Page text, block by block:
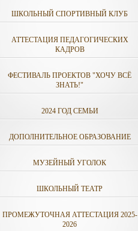
ШКОЛЬНЫЙ СПОРТИВНЫЙ КЛУБ
АТТЕСТАЦИЯ ПЕДАГОГИЧЕСКИХ
КАДРОВ
ФЕСТИВАЛЬ ПРОЕКТОВ "ХОЧУ ВСЁ
ЗНАТЬ!"
2024 ГОД СЕМЬИ
ДОПОЛНИТЕЛЬНОЕ ОБРАЗОВАНИЕ
МУЗЕЙНЫЙ УГОЛОК
ШКОЛЬНЫЙ ТЕАТР
ПРОМЕЖУТОЧНАЯ АТТЕСТАЦИЯ 2025-
2026